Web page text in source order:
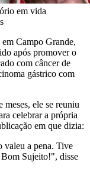
em vida
em Campo Grande,
após promover o
com câncer de
gástrico com
ele se reuniu
celebrar a própria
em que dizia:
valeu a pena. Tive
Sujeito!", disse